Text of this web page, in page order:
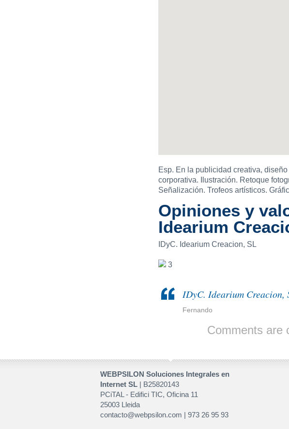
Esp. En la publicidad creativa,
corporativa. Ilustración. Retoque
Señalización. Trofeos artísticos.
Opiniones y
Idearium
IDyC. Idearium Creacion, SL
3
IDyC. Idearium Creacion,
Fernando
Comments are
WEBPSILON Soluciones Integrales en
Internet SL | B25820143
PCiTAL - Edifici TIC, Oficina 11
25003 Lleida
contacto@webpsilon.com | 973 26 95 93